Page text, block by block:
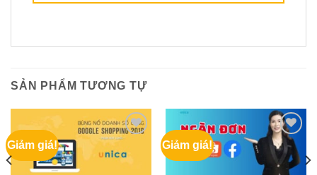
SẢN PHẨM TƯƠNG TỰ
Giảm giá! Giảm giá!